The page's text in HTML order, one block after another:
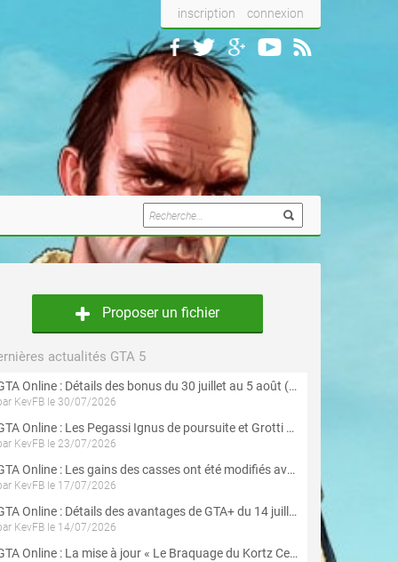
inscription connexion
Proposer un fichier
actualités GTA 5
GTA Online : Détails des bonus du 30 juillet au 5 août (Évènement « Braquages d'été »)
KevFB le 30/07/2026
GTA Online : Les Pegassi Ignus de poursuite et Grotti Veleno GT sont maintenant disponibles
KevFB le 23/07/2026
GTA Online : Les gains des casses ont été modifiés avec la mise à jour « Le Braquage du Kortz Center »
KevFB le 17/07/2026
GTA Online : Détails des avantages de GTA+ du 14 juillet au 12 août
KevFB le 14/07/2026
GTA Online : La mise à jour « Le Braquage du Kortz Center » est maintenant disponible